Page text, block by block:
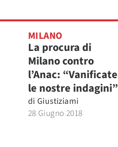
MILANO
La procura di
Milano contro
l’Anac: “Vanificate
le nostre indagini”
di Giustiziami
28 Giugno 2018